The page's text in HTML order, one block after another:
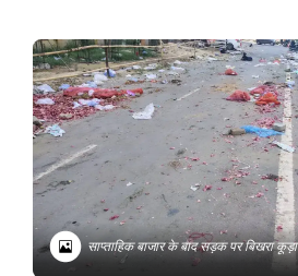
साप्ताहिक बाजार के बाद सड़क पर बिखरा कूड़ा